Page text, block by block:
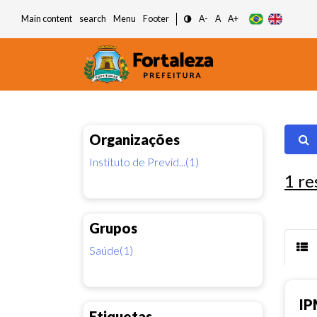
Main content search Menu Footer A- A A+
Organizações
Instituto de Previd...(1)
Grupos
Saúde(1)
1